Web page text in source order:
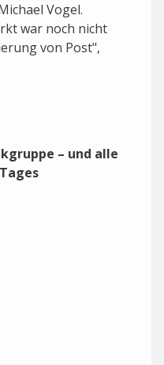
Vogel.
war noch nicht
von Post",